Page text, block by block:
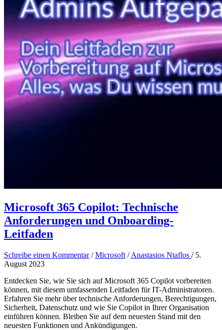
Microsoft 365 Copilot: Technische
Anforderungen und Onboarding-
Leitfaden
Schreibe einen Kommentar /Microsoft /Anastasios Ntaflos / 5.
August 2023
Entdecken Sie, wie Sie sich auf Microsoft 365 Copilot vorbereiten
können, mit diesem umfassenden Leitfaden für IT-Administratoren.
Erfahren Sie mehr über technische Anforderungen, Berechtigungen,
Sicherheit, Datenschutz und wie Sie Copilot in Ihrer Organisation
einführen können. Bleiben Sie auf dem neuesten Stand mit den
neuesten Funktionen und Ankündigungen.